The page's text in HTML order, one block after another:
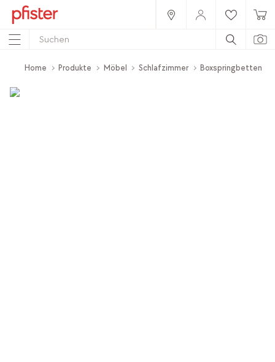
Home Produkte Möbel Schlafzimmer Boxspringbetten